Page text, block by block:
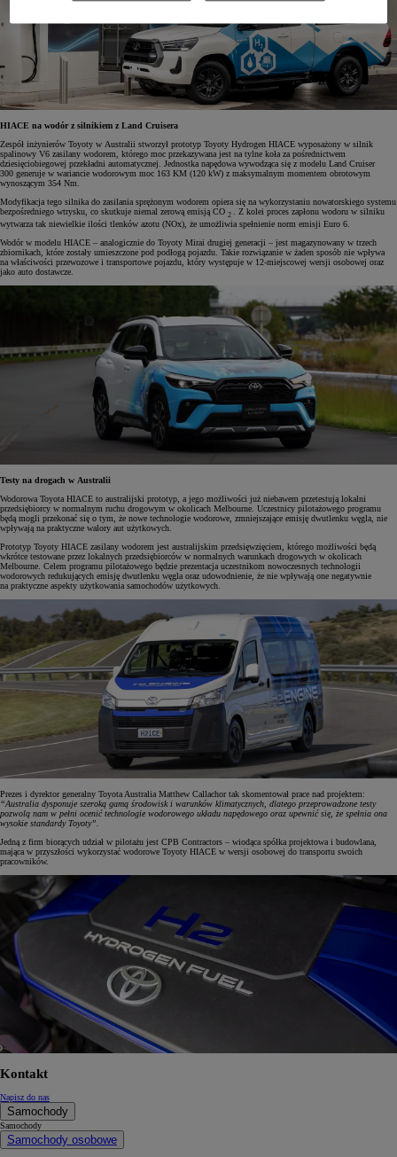
HIACE na wodór z silnikiem z Land Cruisera
Zespół inżynierów Toyoty w Australii stworzył prototyp Toyoty Hydrogen HIACE wyposażony w silnik
spalinowy V6 zasilany wodorem, którego moc przekazywana jest na tylne koła za pośrednictwem
dziesięciobiegowej przekładni automatycznej. Jednostka napędowa wywodząca się z modelu Land Cruiser
300 generuje w wariancie wodorowym moc 163 KM (120 kW) z maksymalnym momentem obrotowym
wynoszącym 354 Nm.
Modyfikacja tego silnika do zasilania sprężonym wodorem opiera się na wykorzystaniu nowatorskiego systemu
bezpośredniego wtrysku, co skutkuje niemal zerową emisją CO 2 . Z kolei proces zapłonu wodoru w silniku
wytwarza tak niewielkie ilości tlenków azotu (NOx), że umożliwia spełnienie norm emisji Euro 6.
Wodór w modelu HIACE – analogicznie do Toyoty Mirai drugiej generacji – jest magazynowany w trzech
zbiornikach, które zostały umieszczone pod podłogą pojazdu. Takie rozwiązanie w żaden sposób nie wpływa
na właściwości przewozowe i transportowe pojazdu, który występuje w 12-miejscowej wersji osobowej oraz
jako auto dostawcze.
Testy na drogach w Australii
Wodorowa Toyota HIACE to australijski prototyp, a jego możliwości już niebawem przetestują lokalni
przedsiębiorcy w normalnym ruchu drogowym w okolicach Melbourne. Uczestnicy pilotażowego programu
będą mogli przekonać się o tym, że nowe technologie wodorowe, zmniejszające emisję dwutlenku węgla, nie
wpływają na praktyczne walory aut użytkowych.
Prototyp Toyoty HIACE zasilany wodorem jest australijskim przedsięwzięciem, którego możliwości będą
wkrótce testowane przez lokalnych przedsiębiorców w normalnych warunkach drogowych w okolicach
Melbourne. Celem programu pilotażowego będzie prezentacja uczestnikom nowoczesnych technologii
wodorowych redukujących emisję dwutlenku węgla oraz udowodnienie, że nie wpływają one negatywnie
na praktyczne aspekty użytkowania samochodów użytkowych.
Prezes i dyrektor generalny Toyota Australia Matthew Callachor tak skomentował prace nad projektem:
“Australia dysponuje szeroką gamą środowisk i warunków klimatycznych, dlatego przeprowadzone testy
pozwolą nam w pełni ocenić technologie wodorowego układu napędowego oraz upewnić się, że spełnia ona
wysokie standardy Toyoty”.
Jedną z firm biorących udział w pilotażu jest CPB Contractors – wiodąca spółka projektowa i budowlana,
mająca w przyszłości wykorzystać wodorowe Toyoty HIACE w wersji osobowej do transportu swoich
pracowników.
Kontakt
Napisz do nas
Samochody
Samochody
Samochody osobowe